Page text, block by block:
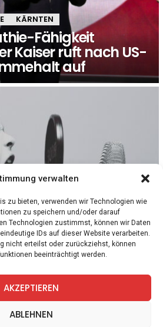
verwalten
zu bieten, verwenden wir Technologien wie
zu speichern und/oder darauf
Technologien zustimmst, können wir Daten
IDs auf dieser Website verarbeiten.
nicht erteilst oder zurückziehst, können
beeinträchtigt werden.
AKZEPTIEREN
ABLEHNEN
KÄRNTEN
Fähigkeit
Kaiser ruft nach US-
auf
heißt verstanden werden
das nicht gefällt
twitter